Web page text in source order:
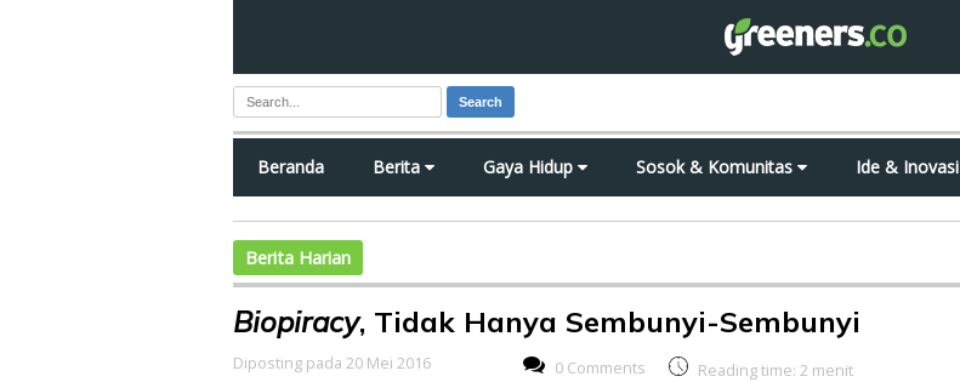
Search
Beranda Berita Gaya Hidup Sosok & Komunitas Ide & Inovasi
Berita Harian
Biopiracy, Tidak Hanya Sembunyi-Sembunyi
Diposting pada 20 Mei 2016 0 Comments Reading time: 2 menit